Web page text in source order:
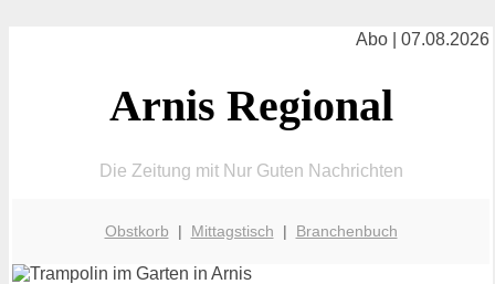
Abo | 07.08.2026
Arnis Regional
Die Zeitung mit Nur Guten Nachrichten
Obstkorb | Mittagstisch | Branchenbuch